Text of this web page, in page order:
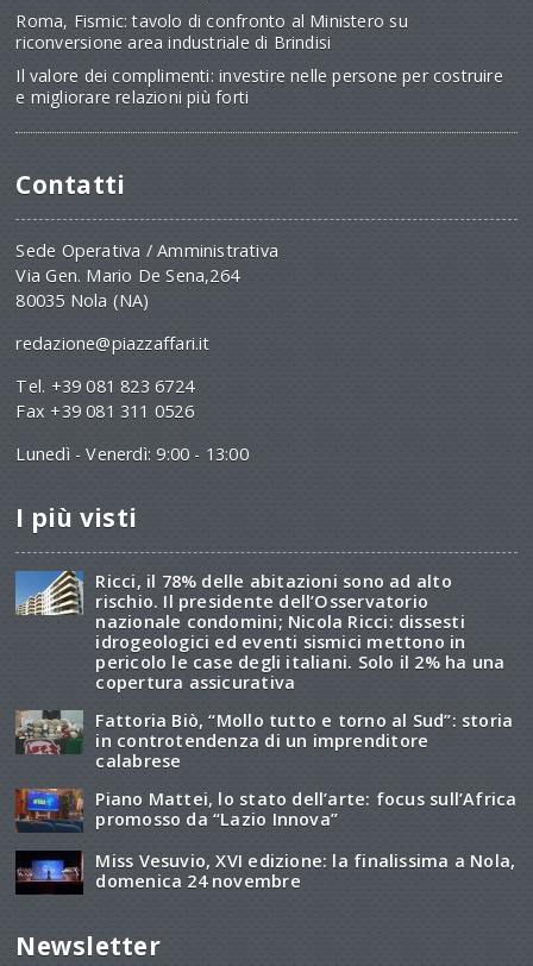
Roma, Fismic: tavolo di confronto al Ministero su
riconversione area industriale di Brindisi
Il valore dei complimenti: investire nelle persone per costruire
e migliorare relazioni più forti
Contatti
Sede Operativa / Amministrativa
Via Gen. Mario De Sena,264
80035 Nola (NA)
redazione@piazzaffari.it
Tel. +39 081 823 6724
Fax +39 081 311 0526
Lunedì - Venerdì: 9:00 - 13:00
I più visti
Ricci, il 78% delle abitazioni sono ad alto
rischio. Il presidente dell’Osservatorio
nazionale condomini; Nicola Ricci: dissesti
idrogeologici ed eventi sismici mettono in
pericolo le case degli italiani. Solo il 2% ha una
copertura assicurativa
Fattoria Biò, “Mollo tutto e torno al Sud”: storia
in controtendenza di un imprenditore
calabrese
Piano Mattei, lo stato dell’arte: focus sull’Africa
promosso da “Lazio Innova”
Miss Vesuvio, XVI edizione: la finalissima a Nola,
domenica 24 novembre
Newsletter